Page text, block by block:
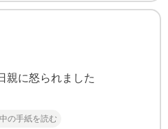
親に怒られました
の手紙を読む